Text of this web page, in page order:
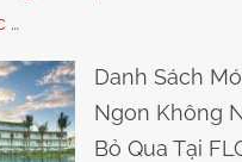
…
Danh Sách
Ngon Không
Bỏ Qua Tại